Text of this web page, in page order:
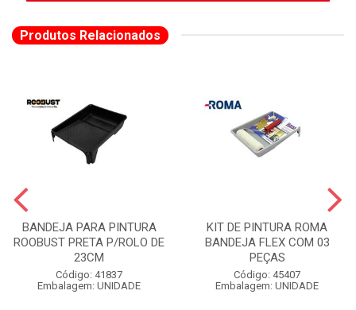
Produtos Relacionados
BANDEJA PARA PINTURA
ROOBUST PRETA P/ROLO DE
23CM
Código: 41837
Embalagem: UNIDADE
KIT DE PINTURA ROMA
BANDEJA FLEX COM 03
PEÇAS
Código: 45407
Embalagem: UNIDADE